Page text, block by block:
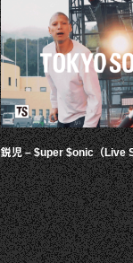
鋭児 – $uper $onic（Live